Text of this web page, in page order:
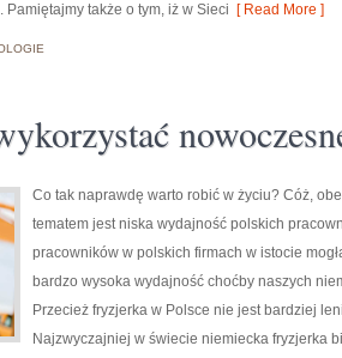
Pamiętajmy także o tym, iż w Sieci [ Read More ]
Co tak naprawdę warto robić w życiu? Cóż,
tematem jest niska wydajność polskich
pracowników w polskich firmach w istocie
bardzo wysoka wydajność choćby naszych
Przecież fryzjerka w Polsce nie jest bardziej
Najzwyczajniej w świecie niemiecka fryzjerka